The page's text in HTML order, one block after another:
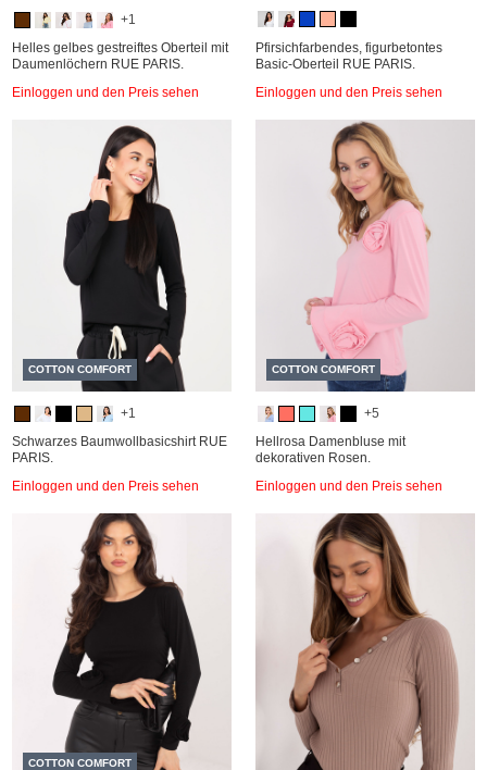
+1
Helles gelbes gestreiftes Oberteil mit
Daumenlöchern RUE PARIS.
Einloggen und den Preis sehen
Pfirsichfarbendes, figurbetontes
Basic-Oberteil RUE PARIS.
Einloggen und den Preis sehen
COTTON COMFORT
+1
Schwarzes Baumwollbasicshirt RUE
PARIS.
Einloggen und den Preis sehen
COTTON COMFORT
+5
Hellrosa Damenbluse mit
dekorativen Rosen.
Einloggen und den Preis sehen
COTTON COMFORT